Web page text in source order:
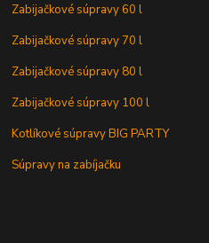
Zabijačkové súpravy 60 l
Zabijačkové súpravy 70 l
Zabijačkové súpravy 80 l
Zabijačkové súpravy 100 l
Kotlíkové súpravy BIG PARTY
Súpravy na zabíjačku